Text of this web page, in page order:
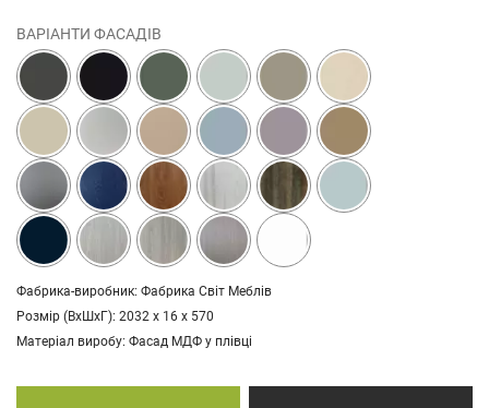
ВАРІАНТИ ФАСАДІВ
Фабрика-виробник: Фабрика Світ Меблів
Розмір (ВхШхГ): 2032 х 16 х 570
Матеріал виробу: Фасад МДФ у плівці